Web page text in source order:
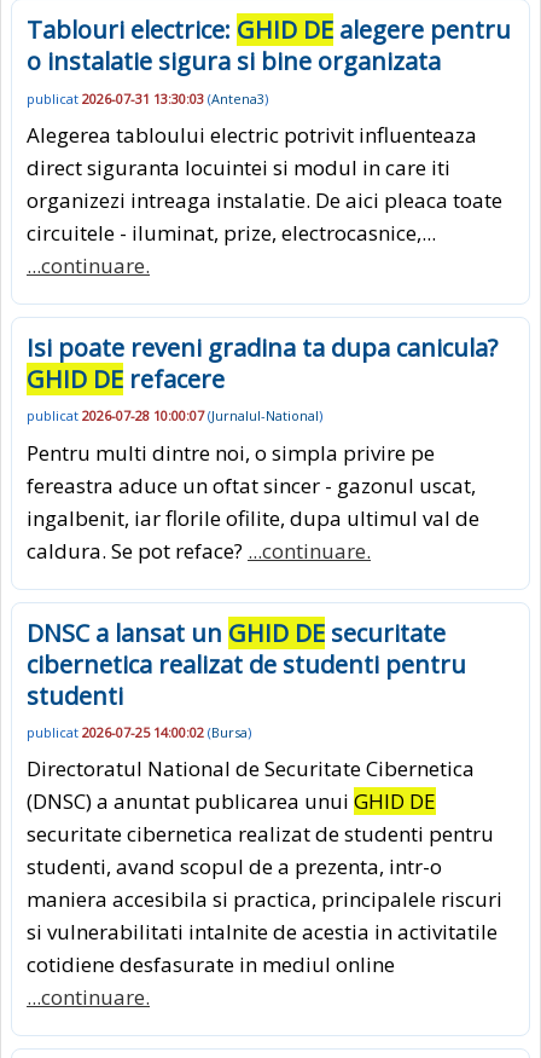
Tablouri electrice: GHID DE alegere pentru
o instalatie sigura si bine organizata
publicat 2026-07-31 13:30:03 (Antena3)
Alegerea tabloului electric potrivit influenteaza
direct siguranta locuintei si modul in care iti
organizezi intreaga instalatie. De aici pleaca toate
circuitele - iluminat, prize, electrocasnice,...
...continuare.
Isi poate reveni gradina ta dupa canicula?
GHID DE refacere
publicat 2026-07-28 10:00:07(Jurnalul-National)
Pentru multi dintre noi, o simpla privire pe
fereastra aduce un oftat sincer - gazonul uscat,
ingalbenit, iar florile ofilite, dupa ultimul val de
caldura. Se pot reface? ...continuare.
DNSC a lansat un GHID DE securitate
cibernetica realizat de studenti pentru
studenti
publicat 2026-07-25 14:00:02 (Bursa)
Directoratul National de Securitate Cibernetica
(DNSC) a anuntat publicarea unui GHID DE
securitate cibernetica realizat de studenti pentru
studenti, avand scopul de a prezenta, intr-o
maniera accesibila si practica, principalele riscuri
si vulnerabilitati intalnite de acestia in activitatile
cotidiene desfasurate in mediul online
...continuare.